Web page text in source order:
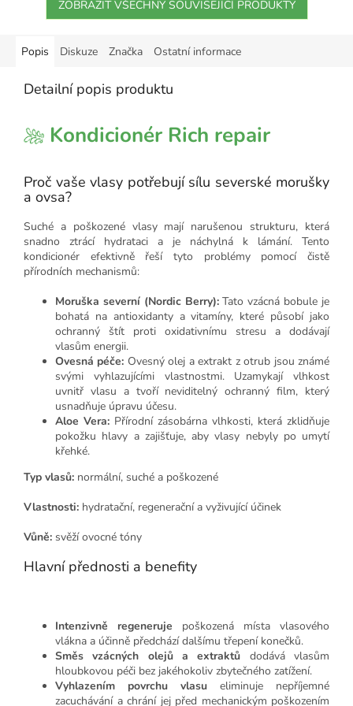
ZOBRAZIT VŠECHNY SOUVISEJÍCÍ PRODUKTY
Popis Diskuze Značka Ostatní informace
Detailní popis produktu
Kondicionér Rich repair
Proč vaše vlasy potřebují sílu severské morušky
a ovsa?
Suché a poškozené vlasy mají narušenou strukturu, která
snadno ztrácí hydrataci a je náchylná k lámání. Tento
kondicionér efektivně řeší tyto problémy pomocí čistě
přírodních mechanismů:
Moruška severní (Nordic Berry):Tato vzácná bobule je
bohatá na antioxidanty a vitamíny, které působí jako
ochranný štít proti oxidativnímu stresu a dodávají
vlasům energii.
Ovesná péče: Ovesný olej a extrakt z otrub jsou známé
svými vyhlazujícími vlastnostmi. Uzamykají vlhkost
uvnitř vlasu a tvoří neviditelný ochranný film, který
usnadňuje úpravu účesu.
Aloe Vera: Přírodní zásobárna vlhkosti, která zklidňuje
pokožku hlavy a zajišťuje, aby vlasy nebyly po umytí
křehké.
Typ vlasů: normální, suché a poškozené
Vlastnosti: hydratační, regenerační a vyživující účinek
Vůně: svěží ovocné tóny
Hlavní přednosti a benefity
Intenzivně regeneruje poškozená místa vlasového
vlákna a účinně předchází dalšímu třepení konečků.
Směs vzácných olejů a extraktů dodává vlasům
hloubkovou péči bez jakéhokoliv zbytečného zatížení.
Vyhlazením povrchu vlasu eliminuje nepříjemné
zacuchávání a chrání jej před mechanickým poškozením